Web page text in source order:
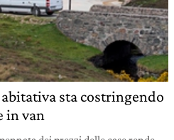
sta costringendo
in van